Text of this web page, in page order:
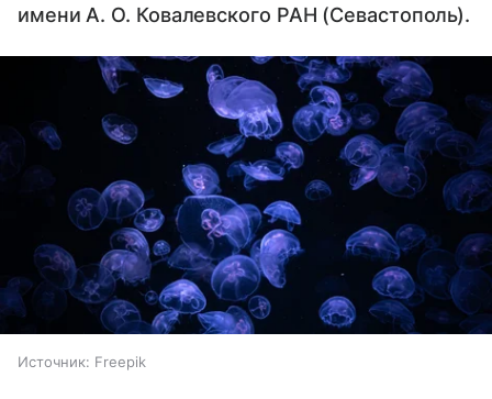
имени А. О. Ковалевского РАН (Севастополь).
Источник: Freepik